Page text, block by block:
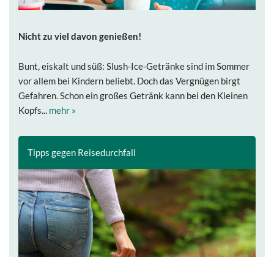
Nicht zu viel davon genießen!
Bunt, eiskalt und süß: Slush-Ice-Getränke sind im Sommer
vor allem bei Kindern beliebt. Doch das Vergnügen birgt
Gefahren. Schon ein großes Getränk kann bei den Kleinen
Kopfs... mehr »
Tipps gegen Reisedurchfall